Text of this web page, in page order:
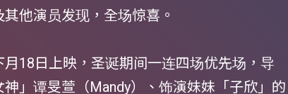
他演员发现，全场惊喜。
18日上映，圣诞期间一连四场优先场，导
」谭旻萱（Mandy）、饰演妹妹「子欣」的